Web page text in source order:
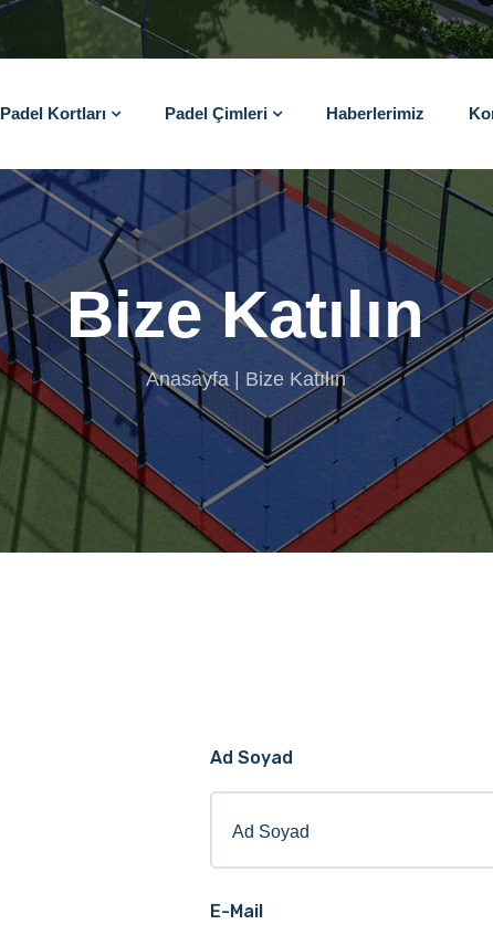
Padel Kortları Padel Çimleri Haberlerimiz
Bize Katılın
Anasayfa Bize Katılın
Ad Soyad
E-Mail